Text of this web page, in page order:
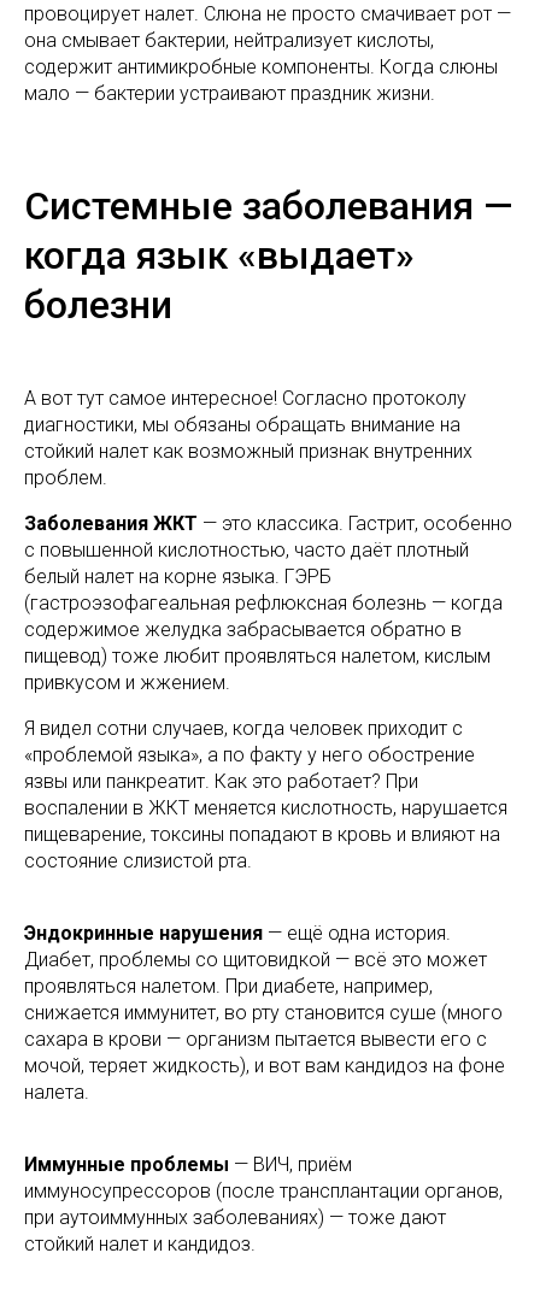
провоцирует налет. Слюна не просто смачивает рот —
она смывает бактерии, нейтрализует кислоты,
содержит антимикробные компоненты. Когда слюны
мало — бактерии устраивают праздник жизни.
Системные заболевания —
когда язык «выдает»
болезни
А вот тут самое интересное! Согласно протоколу
диагностики, мы обязаны обращать внимание на
стойкий налет как возможный признак внутренних
проблем.
Заболевания ЖКТ — это классика. Гастрит, особенно
с повышенной кислотностью, часто даёт плотный
белый налет на корне языка. ГЭРБ
(гастроэзофагеальная рефлюксная болезнь — когда
содержимое желудка забрасывается обратно в
пищевод) тоже любит проявляться налетом, кислым
привкусом и жжением.
Я видел сотни случаев, когда человек приходит с
«проблемой языка», а по факту у него обострение
язвы или панкреатит. Как это работает? При
воспалении в ЖКТ меняется кислотность, нарушается
пищеварение, токсины попадают в кровь и влияют на
состояние слизистой рта.
Эндокринные нарушения — ещё одна история.
Диабет, проблемы со щитовидкой — всё это может
проявляться налетом. При диабете, например,
снижается иммунитет, во рту становится суше (много
сахара в крови — организм пытается вывести его с
мочой, теряет жидкость), и вот вам кандидоз на фоне
налета.
Иммунные проблемы — ВИЧ, приём
иммуносупрессоров (после трансплантации органов,
при аутоиммунных заболеваниях) — тоже дают
стойкий налет и кандидоз.